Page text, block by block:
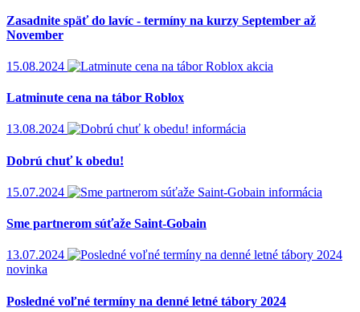
Zasadnite späť do lavíc - termíny na kurzy September až
November
15.08.2024 akcia
Latminute cena na tábor Roblox
13.08.2024 informácia
Dobrú chuť k obedu!
15.07.2024 informácia
Sme partnerom súťaže Saint-Gobain
13.07.2024
novinka
Posledné voľné termíny na denné letné tábory 2024